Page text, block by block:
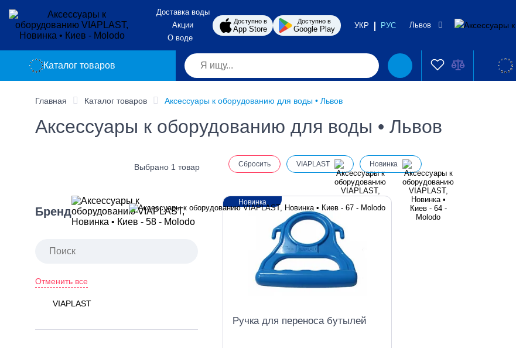
Доставка воды
Акции
О воде
Доступно в
App Store
Доступно в
Google Play УКР РУС Львов
Каталог товаров
Главная Каталог товаров Аксессуары к оборудованию для воды • Львов
Аксессуары к оборудованию для воды • Львов
Бренд
Отменить все
VIAPLAST
Выбрано 1 товар Сбросить VIAPLAST Новинка
Ручка для переноса бутылей
Новинка